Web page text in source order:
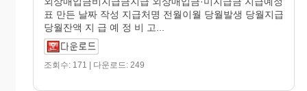
표 만든 날짜 작성 지급처명 전월이월 당월발생 당월지급
당월잔액 지 급 예 정 비 고...
조회수: 171 | 다운로드: 249